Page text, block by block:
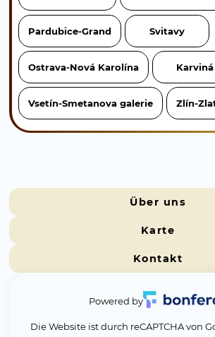
Pardubice-Grand Svitavy
Ostrava-Nová Karolína Karviná
Vsetín-Smetanova galerie Zlín-
Über uns
Karte
Kontakt
Powered by
Die Website ist durch reCAPTCHA von